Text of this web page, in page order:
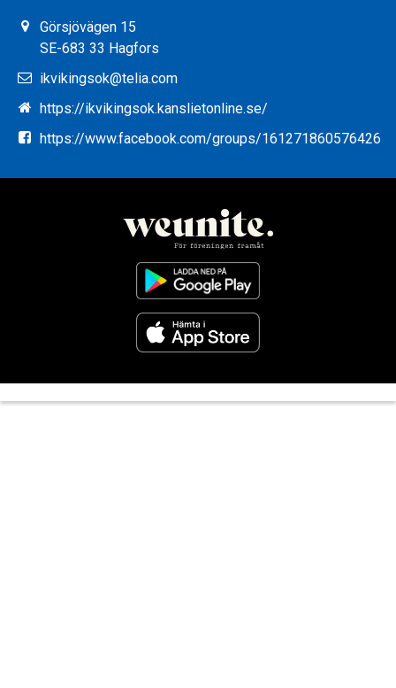
Görsjövägen 15
SE-683 33 Hagfors
ikvikingsok@telia.com
https://ikvikingsok.kanslietonline.se/
https://www.facebook.com/groups/161271860576426